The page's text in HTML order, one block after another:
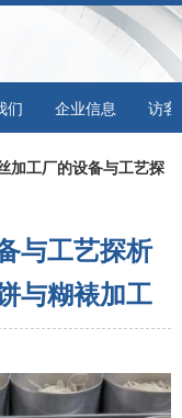
们 企业信息 访客
加工厂的设备与工艺探
与工艺探析
与糊裱加工